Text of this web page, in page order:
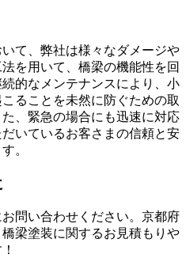
て、弊社は様々なダメージや
を用いて、橋梁の機能性を回
的なメンテナンスにより、小
ることを未然に防ぐための取
、緊急の場合にも迅速に対応
いているお客さまの信頼と安
。
問い合わせください。京都府
梁塗装に関するお見積もりや